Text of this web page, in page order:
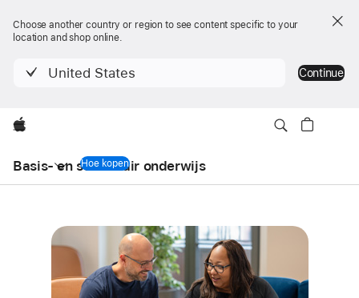
Choose another country or region to see content specific to your
location and shop online.
United States Continue
Apple
Basis- en secundair onderwijs
Nav
Open
Menu
Hoe kopen